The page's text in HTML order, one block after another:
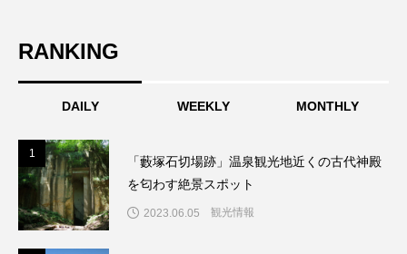
RANKING
DAILY WEEKLY MONTHLY
1
「藪塚石切場跡」温泉観光地近くの古代神殿
を匂わす絶景スポット
2023.06.05 観光情報